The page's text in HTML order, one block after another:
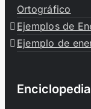
Ortográfico
Ejemplos de
Ejemplo de